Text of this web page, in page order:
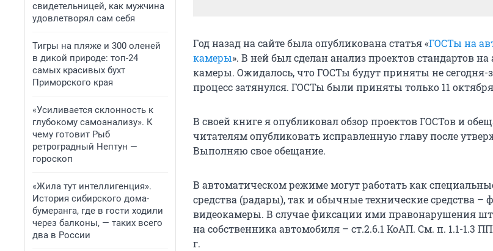
свидетельницей, как мужчина
удовлетворял сам себя
Тигры на пляже и 300 оленей
в дикой природе: топ-24
самых красивых бухт
Приморского края
«Усиливается склонность к
глубокому самоанализу». К
чему готовит Рыб
ретроградный Нептун —
гороскоп
«Жила тут интеллигенция».
История сибирского дома-
бумеранга, где в гости ходили
через балконы, — таких всего
два в России
Год назад на сайте была опубликована статья «ГОСТы на
камеры». В ней был сделан анализ проектов стандартов
камеры. Ожидалось, что ГОСТы будут приняты не сегодня-
процесс затянулся. ГОСТы были приняты только 11 октября
В своей книге я опубликовал обзор проектов ГОСТов и
читателям опубликовать исправленную главу после
Выполняю свое обещание.
В автоматическом режиме могут работать как
средства (радары), так и обычные технические средства –
видеокамеры. В случае фиксации ими правонарушения
на собственника автомобиля – ст.2.6.1 КоАП. См. п. 1.1-1.3
г.